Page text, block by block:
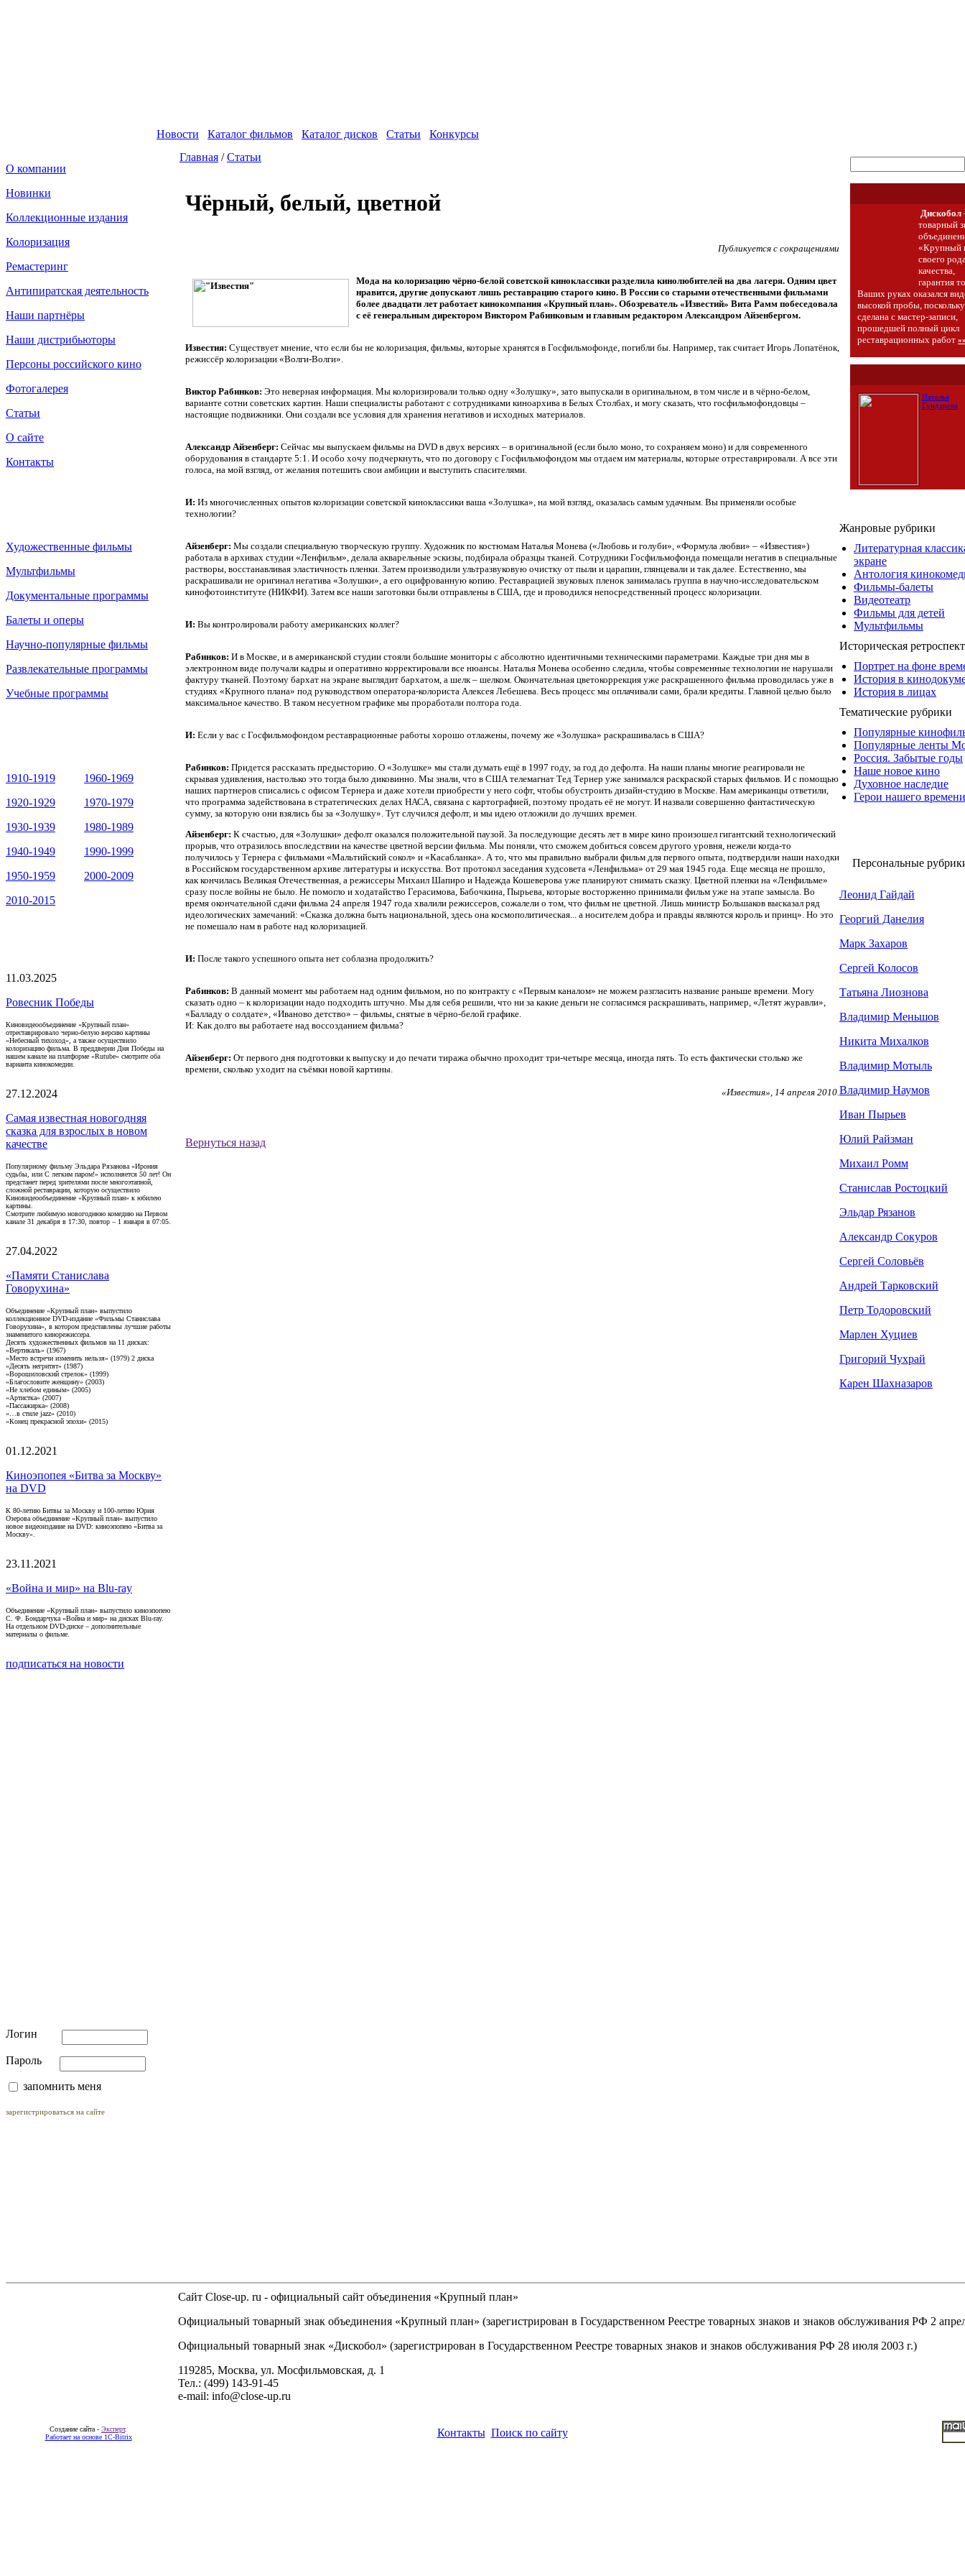
Новости Каталог фильмов Каталог дисков Статьи Конкурсы
О компании
Новинки
Коллекционные издания
Колоризация
Ремастеринг
Антипиратская деятельность
Наши партнёры
Наши дистрибьюторы
Персоны российского кино
Фотогалерея
Статьи
О сайте
Контакты
Художественные фильмы
Мультфильмы
Документальные программы
Балеты и оперы
Научно-популярные фильмы
Развлекательные программы
Учебные программы
1910-1919
1960-1969
1920-1929
1970-1979
1930-1939
1980-1989
1940-1949
1990-1999
1950-1959
2000-2009
2010-2015
11.03.2025
Ровесник Победы
Киновидеообъединение «Крупный план»
отреставрировало черно-белую версию картины
«Небесный тихоход», а также осуществило
колоризацию фильма. В преддверии Дня Победы на
нашем канале на платформе «Rutube» смотрите оба
варианта кинокомедии.
27.12.2024
Самая известная новогодняя
сказка для взрослых в новом
качестве
Популярному фильму Эльдара Рязанова «Ирония
судьбы, или С легким паром!» исполняется 50 лет! Он
предстанет перед зрителями после многоэтапной,
сложной реставрации, которую осуществило
Киновидеообъединение «Крупный план» к юбилею
картины.
Смотрите любимую новогоднюю комедию на Первом
канале 31 декабря в 17:30, повтор – 1 января в 07:05.
27.04.2022
«Памяти Станислава
Говорухина»
Объединение «Крупный план» выпустило
коллекционное DVD-издание «Фильмы Станислава
Говорухина», в котором представлены лучшие работы
знаменитого кинорежиссера.
Десять художественных фильмов на 11 дисках:
«Вертикаль» (1967)
«Место встречи изменить нельзя» (1979) 2 диска
«Десять негритят» (1987)
«Ворошиловский стрелок» (1999)
«Благословите женщину» (2003)
«Не хлебом единым» (2005)
«Артистка» (2007)
«Пассажирка» (2008)
«…в стиле jazz» (2010)
«Конец прекрасной эпохи» (2015)
01.12.2021
Киноэпопея «Битва за Москву»
на DVD
К 80-летию Битвы за Москву и 100-летию Юрия
Озерова объединение «Крупный план» выпустило
новое видеоиздание на DVD: киноэпопею «Битва за
Москву».
23.11.2021
«Война и мир» на Blu-ray
Объединение «Крупный план» выпустило киноэпопею
С. Ф. Бондарчука «Война и мир» на дисках Blu-ray.
На отдельном DVD-диске – дополнительные
материалы о фильме.
подписаться на новости
Логин
Пароль
запомнить меня
зарегистрироваться на сайте
Fakeidlist - социальная сеть для покупки поддельных документов
, мы держим наших поставщиков по очень высоким стандартам. Если мы обнаружим мошенничество с "fake
ID" или получим определенное количество законных отчетов о задержках доставки от клиентов, не получающих заказы, мы временно запретим продавца
Главная /Статьи
Чёрный, белый, цветной
Публикуется с сокращениями
Мода на колоризацию чёрно-белой советской киноклассики разделила кинолюбителей на два лагеря. Одним цвет
нравится, другие допускают лишь реставрацию старого кино. В России со старыми отечественными фильмами
более двадцати лет работает кинокомпания «Крупный план». Обозреватель «Известий» Вита Рамм побеседовала
с её генеральным директором Виктором Рабинковым и главным редактором Александром Айзенбергом.
Известия: Существует мнение, что если бы не колоризация, фильмы, которые хранятся в Госфильмофонде, погибли бы. Например, так считает Игорь Лопатёнок,
режиссёр колоризации «Волги-Волги».
Виктор Рабинков: Это неверная информация. Мы колоризировали только одну «Золушку», зато выпускали в оригинальном, в том числе и в чёрно-белом,
варианте сотни советских картин. Наши специалисты работают с сотрудниками киноархива в Белых Столбах, и могу сказать, что госфильмофондовцы –
настоящие подвижники. Они создали все условия для хранения негативов и исходных материалов.
Александр Айзенберг: Сейчас мы выпускаем фильмы на DVD в двух версиях – в оригинальной (если было моно, то сохраняем моно) и для современного
оборудования в стандарте 5:1. И особо хочу подчеркнуть, что по договору с Госфильмофондом мы отдаем им материалы, которые отреставрировали. А все эти
голоса, на мой взгляд, от желания потешить свои амбиции и выступить спасителями.
И: Из многочисленных опытов колоризации советской киноклассики ваша «Золушка», на мой взгляд, оказалась самым удачным. Вы применяли особые
технологии?
Айзенберг: Мы создали специальную творческую группу. Художник по костюмам Наталья Монева («Любовь и голуби», «Формула любви» – «Известия»)
работала в архивах студии «Ленфильм», делала акварельные эскизы, подбирала образцы тканей. Сотрудники Госфильмофонда помещали негатив в специальные
растворы, восстанавливая эластичность пленки. Затем производили ультразвуковую очистку от пыли и царапин, глянцевали и так далее. Естественно, мы
раскрашивали не оригинал негатива «Золушки», а его оцифрованную копию. Реставрацией звуковых пленок занималась группа в научно-исследовательском
кинофотоинституте (НИКФИ). Затем все наши заготовки были отправлены в США, где и проводился непосредственный процесс колоризации.
И: Вы контролировали работу американских коллег?
Рабинков: И в Москве, и в американской студии стояли большие мониторы с абсолютно идентичными техническими параметрами. Каждые три дня мы в
электронном виде получали кадры и оперативно корректировали все нюансы. Наталья Монева особенно следила, чтобы современные технологии не нарушали
фактуру тканей. Поэтому бархат на экране выглядит бархатом, а шелк – шелком. Окончательная цветокоррекция уже раскрашенного фильма проводилась уже в
студиях «Крупного плана» под руководством оператора-колориста Алексея Лебешева. Весь процесс мы оплачивали сами, брали кредиты. Главной целью было
максимальное качество. В таком несуетном графике мы проработали полтора года.
И: Если у вас с Госфильмофондом реставрационные работы хорошо отлажены, почему же «Золушка» раскрашивалась в США?
Рабинков: Придется рассказать предысторию. О «Золушке» мы стали думать ещё в 1997 году, за год до дефолта. На наши планы многие реагировали не
скрывая удивления, настолько это тогда было диковинно. Мы знали, что в США телемагнат Тед Тернер уже занимался раскраской старых фильмов. И с помощью
наших партнеров списались с офисом Тернера и даже хотели приобрести у него софт, чтобы обустроить дизайн-студию в Москве. Нам американцы ответили,
что программа задействована в стратегических делах НАСА, связана с картографией, поэтому продать её не могут. И назвали совершенно фантастическую
сумму, за которую они взялись бы за «Золушку». Тут случился дефолт, и мы идею отложили до лучших времен.
Айзенберг: К счастью, для «Золушки» дефолт оказался положительной паузой. За последующие десять лет в мире кино произошел гигантский технологический
прорыв, что отразилось впоследствии на качестве цветной версии фильма. Мы поняли, что сможем добиться совсем другого уровня, нежели когда-то
получилось у Тернера с фильмами «Мальтийский сокол» и «Касабланка». А то, что мы правильно выбрали фильм для первого опыта, подтвердили наши находки
в Российском государственном архиве литературы и искусства. Вот протокол заседания худсовета «Ленфильма» от 29 мая 1945 года. Еще месяца не прошло,
как кончилась Великая Отечественная, а режиссеры Михаил Шапиро и Надежда Кошеверова уже планируют снимать сказку. Цветной пленки на «Ленфильме»
сразу после войны не было. Не помогло и ходатайство Герасимова, Бабочкина, Пырьева, которые восторженно принимали фильм уже на этапе замысла. Во
время окончательной сдачи фильма 24 апреля 1947 года хвалили режиссеров, сожалели о том, что фильм не цветной. Лишь министр Большаков высказал ряд
идеологических замечаний: «Сказка должна быть национальной, здесь она космополитическая... а носителем добра и правды являются король и принц». Но это
не помешало нам в работе над колоризацией.
И: После такого успешного опыта нет соблазна продолжить?
Рабинков: В данный момент мы работаем над одним фильмом, но по контракту с «Первым каналом» не можем разгласить название раньше времени. Могу
сказать одно – к колоризации надо подходить штучно. Мы для себя решили, что ни за какие деньги не согласимся раскрашивать, например, «Летят журавли»,
«Балладу о солдате», «Иваново детство» – фильмы, снятые в чёрно-белой графике.
И: Как долго вы работаете над воссозданием фильма?
Айзенберг: От первого дня подготовки к выпуску и до печати тиража обычно проходит три-четыре месяца, иногда пять. То есть фактически столько же
времени, сколько уходит на съёмки новой картины.
«Известия», 14 апреля 2010.
Вернуться назад
Дискобол
товарный
«Крупный
своего
качества,
гарантия
Ваших руках оказался
высокой пробы,
сделана с мастер-записи,
прошедшей полный цикл
реставрационных работ
Наталья
Гундарева
Жанровые рубрики
Литературная
экране
Антология
Фильмы-балеты
Видеотеатр
Фильмы для детей
Мультфильмы
Историческая
Портрет на фоне
История в
История в лицах
Тематические рубрики
Популярные
Популярные ленты
Россия. Забытые годы
Наше новое кино
Духовное наследие
Герои нашего времени
Персональные
Леонид Гайдай
Георгий Данелия
Марк Захаров
Сергей Колосов
Татьяна Лиознова
Владимир Меньшов
Никита Михалков
Владимир Мотыль
Владимир Наумов
Иван Пырьев
Юлий Райзман
Михаил Ромм
Станислав Ростоцкий
Эльдар Рязанов
Александр Сокуров
Сергей Соловьёв
Андрей Тарковский
Петр Тодоровский
Марлен Хуциев
Григорий Чухрай
Карен Шахназаров
Сайт Close-up. ru - официальный сайт объединения «Крупный план»
Официальный товарный знак объединения «Крупный план» (зарегистрирован в Государственном Реестре товарных знаков и знаков обслуживания РФ 2
Официальный товарный знак «Дискобол» (зарегистрирован в Государственном Реестре товарных знаков и знаков обслуживания РФ 28 июля 2003 г.)
119285, Москва, ул. Мосфильмовская, д. 1
Тел.: (499) 143-91-45
e-mail: info@close-up.ru
Создание сайта - Эксперт.
Работает на основе 1C-Bitrix
Контакты Поиск по сайту